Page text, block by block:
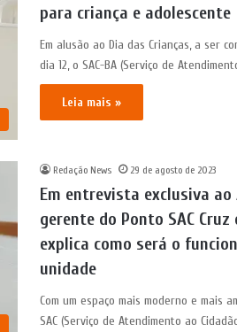
para criança e adolescente
Em alusão ao Dia das Crianças, a ser
dia 12, o SAC-BA (Serviço de
Leia mais »
Redação News 29 de agosto de 2023
Em entrevista exclusiva ao
gerente do Ponto SAC Cruz
explica como será o
unidade
Com um espaço mais moderno e mais
SAC (Serviço de Atendimento ao